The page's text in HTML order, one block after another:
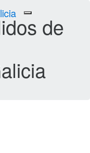
Toggle
navigation